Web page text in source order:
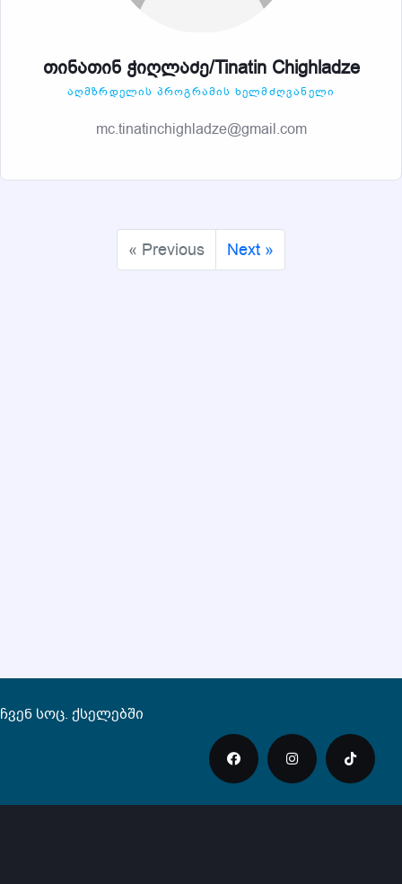
თინათინ ჭიღლაძე/Tinatin Chighladze
ᲐᲦᲛᲖᲠᲓᲔᲚᲘᲡ ᲞᲠᲝᲒᲠᲐᲛᲘᲡ ᲮᲔᲚᲛᲫᲦᲕᲐᲜᲔᲚᲘ
mc.tinatinchighladze@gmail.com
« Previous Next »
ჩვენ სოც. ქსელებში